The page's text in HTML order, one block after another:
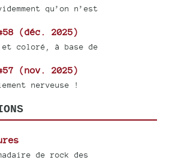
qu’on n’est
#58 (déc. 2025)
et coloré, à base de
#57 (nov. 2025)
nerveuse !
de rock des